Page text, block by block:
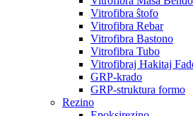
Vitrofibra ŝtofo
Vitrofibra Rebar
Vitrofibra Bastono
Vitrofibra Tubo
Vitrofibraj Hakitaj
GRP-krado
GRP-struktura formo
Rezino